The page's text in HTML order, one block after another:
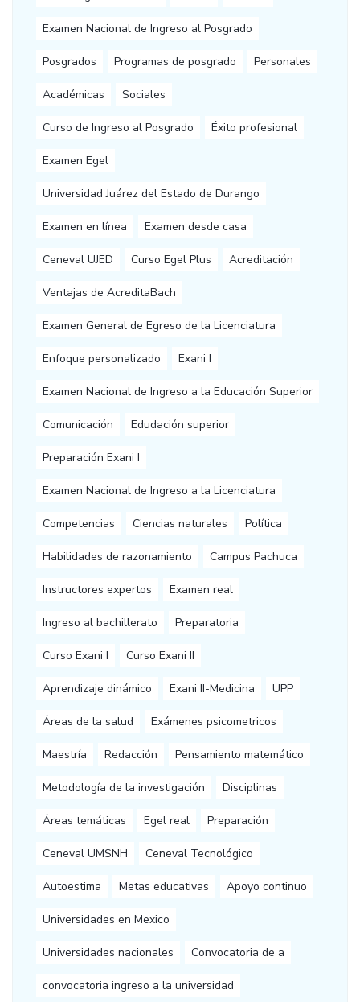
Examen Nacional de Ingreso al Posgrado
Posgrados Programas de posgrado Personales
Académicas Sociales
Curso de Ingreso al Posgrado Éxito profesional
Examen Egel
Universidad Juárez del Estado de Durango
Examen en línea Examen desde casa
Ceneval UJED Curso Egel Plus Acreditación
Ventajas de AcreditaBach
Examen General de Egreso de la Licenciatura
Enfoque personalizado Exani I
Examen Nacional de Ingreso a la Educación Superior
Comunicación Edudación superior
Preparación Exani I
Examen Nacional de Ingreso a la Licenciatura
Competencias Ciencias naturales Política
Habilidades de razonamiento Campus Pachuca
Instructores expertos Examen real
Ingreso al bachillerato Preparatoria
Curso Exani I Curso Exani II
Aprendizaje dinámico Exani II-Medicina UPP
Áreas de la salud Exámenes psicometricos
Maestría Redacción Pensamiento matemático
Metodología de la investigación Disciplinas
Áreas temáticas Egel real Preparación
Ceneval UMSNH Ceneval Tecnológico
Autoestima Metas educativas Apoyo continuo
Universidades en Mexico
Universidades nacionales Convocatoria de a
convocatoria ingreso a la universidad